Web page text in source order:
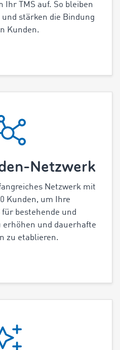
Ihr TMS auf. So bleiben
stärken die Bindung
Kunden.
Netzwerk
Netzwerk mit
Kunden, um Ihre
bestehende und
und dauerhafte
zu etablieren.